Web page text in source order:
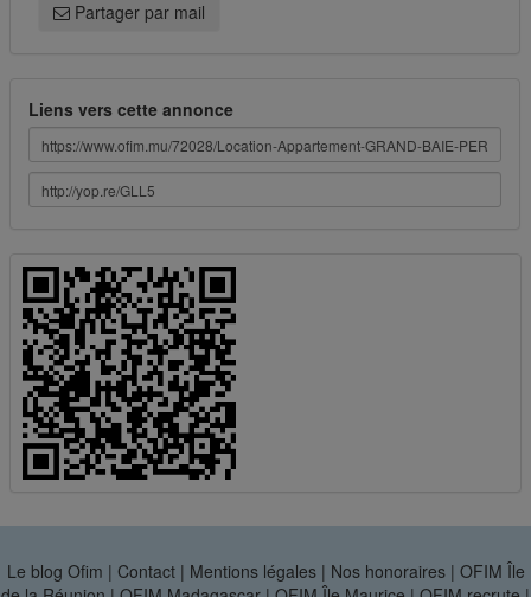
Partager par mail
Liens vers cette annonce
Le blog Ofim | Contact| Mentions légales| Nos honoraires| OFIM Île